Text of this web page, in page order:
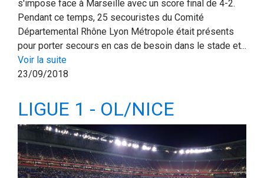
s'impose face à Marseille avec un score final de 4-2.
Pendant ce temps, 25 secouristes du Comité
Départemental Rhône Lyon Métropole était présents
pour porter secours en cas de besoin dans le stade et...
Voir la suite
23/09/2018
LIGUE 1 - OL/NICE